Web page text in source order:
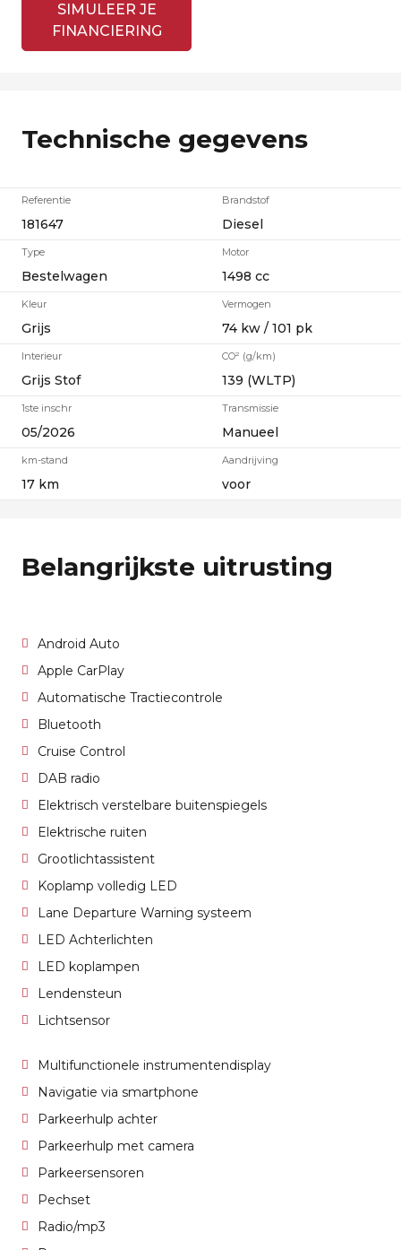
SIMULEER JE
FINANCIERING
Technische gegevens
Referentie
181647
Type
Bestelwagen
Kleur
Grijs
Interieur
Grijs Stof
1ste inschr
05/2026
km-stand
17 km
Brandstof
Diesel
Motor
1498 cc
Vermogen
74 kw / 101 pk
CO² (g/km)
139 (WLTP)
Transmissie
Manueel
Aandrijving
voor
Belangrijkste uitrusting
Android Auto
Apple CarPlay
Automatische Tractiecontrole
Bluetooth
Cruise Control
DAB radio
Elektrisch verstelbare buitenspiegels
Elektrische ruiten
Grootlichtassistent
Koplamp volledig LED
Lane Departure Warning systeem
LED Achterlichten
LED koplampen
Lendensteun
Lichtsensor
Multifunctionele instrumentendisplay
Navigatie via smartphone
Parkeerhulp achter
Parkeerhulp met camera
Parkeersensoren
Pechset
Radio/mp3